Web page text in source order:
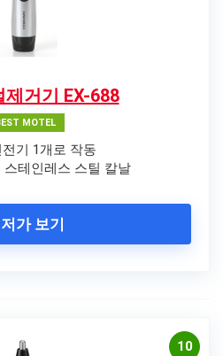
제거기 EX-688
MOTEL
기 1개로 작동
스테인레스 스틸 칼날
가 보기
10